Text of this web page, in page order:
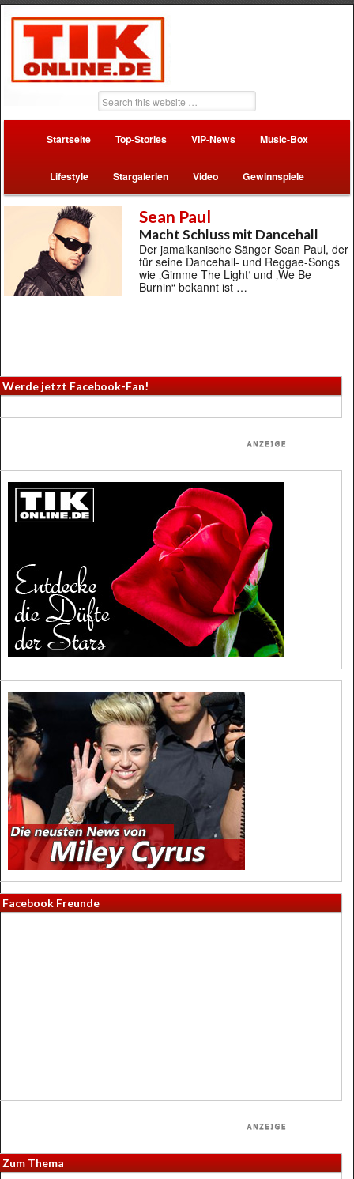
Startseite Top-Stories VIP-News Music-Box
Lifestyle Stargalerien Video Gewinnspiele
Sean Paul
Macht Schluss mit Dancehall
Der jamaikanische Sänger Sean Paul, der
für seine Dancehall- und Reggae-Songs
wie ‚Gimme The Light‘ und ‚We Be
Burnin“ bekannt ist …
Werde jetzt Facebook-Fan!
Facebook Freunde
Zum Thema